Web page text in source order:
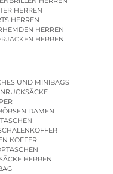
HERREN
HERREN
HERREN
HERREN
UND MINIBAGS
DAMEN
KOFFER
HERREN